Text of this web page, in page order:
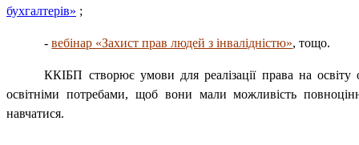
бухгалтерів» ;
-вебінар «Захист прав людей з інвалідністю», тощо.
ККІБП створює умови для реалізації права на
освітніми потребами, щоб вони мали можливість
навчатися.